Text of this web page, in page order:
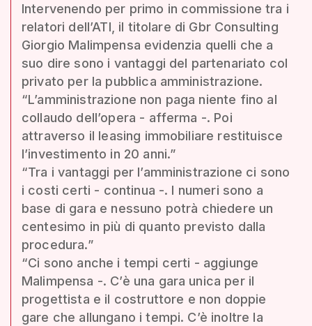
Intervenendo per primo in commissione tra i
relatori dell’ATI, il titolare di Gbr Consulting
Giorgio Malimpensa evidenzia quelli che a
suo dire sono i vantaggi del partenariato col
privato per la pubblica amministrazione.
“L’amministrazione non paga niente fino al
collaudo dell’opera - afferma -. Poi
attraverso il leasing immobiliare restituisce
l’investimento in 20 anni.”
“Tra i vantaggi per l’amministrazione ci sono
i costi certi - continua -. I numeri sono a
base di gara e nessuno potrà chiedere un
centesimo in più di quanto previsto dalla
procedura.”
“Ci sono anche i tempi certi - aggiunge
Malimpensa -. C’è una gara unica per il
progettista e il costruttore e non doppie
gare che allungano i tempi. C’è inoltre la